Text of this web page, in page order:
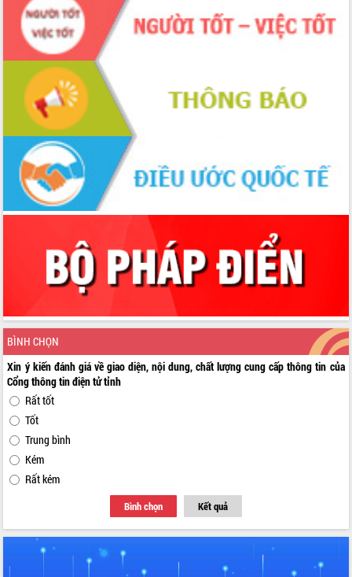
BÌNH CHỌN
Xin ý kiến đánh giá về giao diện, nội dung, chất lượng cung cấp thông tin của
Cổng thông tin điện tử tỉnh
Rất tốt
Tốt
Trung bình
Kém
Rất kém
Bình chọn Kết quả